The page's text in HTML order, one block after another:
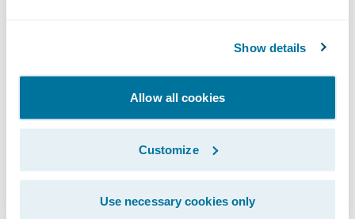
Show details
Allow all cookies
Customize
Use necessary cookies only
zeitnah Daten geliefert, um denSchaden
Bearbeitungsdauer
steigt die
Versicherungskunde wird durch eine
automatisierte Schadenerstmeldung in
einer für ihn emotional belastenden
Situation spürbar entlastet.